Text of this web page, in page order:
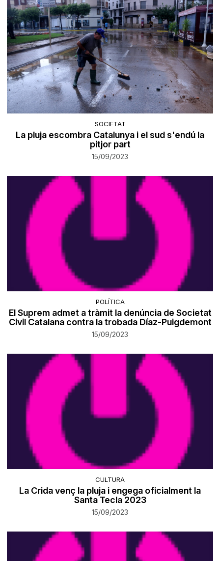
SOCIETAT
La pluja escombra Catalunya i el sud s'endú la
pitjor part
15/09/2023
POLÍTICA
El Suprem admet a tràmit la denúncia de Societat
Civil Catalana contra la trobada Díaz-Puigdemont
15/09/2023
CULTURA
La Crida venç la pluja i engega oficialment la
Santa Tecla 2023
15/09/2023